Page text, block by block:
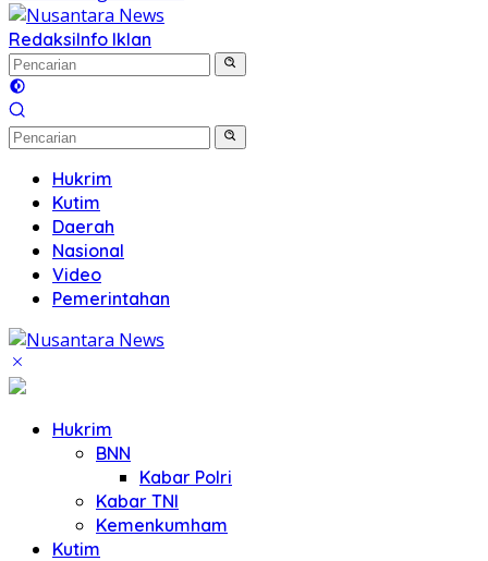
RedaksiInfo Iklan
Hukrim
Kutim
Daerah
Nasional
Video
Pemerintahan
Hukrim
BNN
Kabar Polri
Kabar TNI
Kemenkumham
Kutim